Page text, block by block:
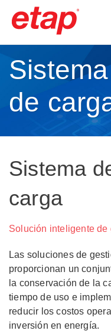
de
Sistema
carga
Solución inteligente de
Las soluciones de
proporcionan un
la conservación de la
tiempo de uso e
reducir los costos
inversión en energía.